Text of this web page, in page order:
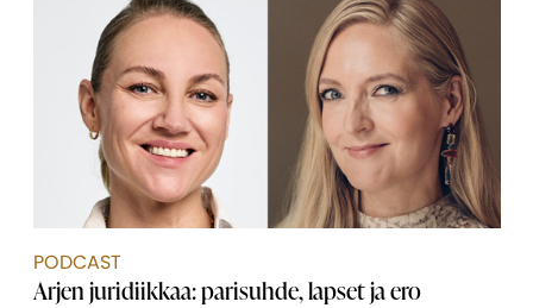
PODCAST
Arjen juridiikkaa: parisuhde, lapset ja ero